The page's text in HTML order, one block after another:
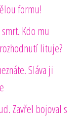
formu!
Kdo mu
lituje?
Sláva ji
Zavřel bojoval s